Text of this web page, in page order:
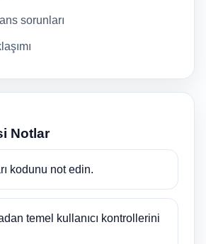
sorunları
Notlar
kodunu not edin.
temel kullanıcı kontrollerini